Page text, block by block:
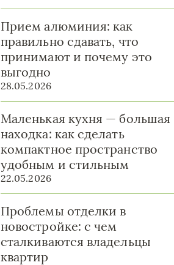
Прием алюминия: как
правильно сдавать, что
принимают и почему это
выгодно
28.05.2026
Маленькая кухня — большая
находка: как сделать
компактное пространство
удобным и стильным
22.05.2026
Проблемы отделки в
новостройке: с чем
сталкиваются владельцы
квартир